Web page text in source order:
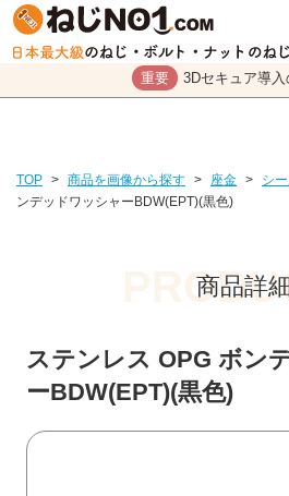
重要 3Dセキュア導
TOP > 商品を画像から探す > 座金 > シ
ンデッドワッシャーBDW(EPT)(黒色)
商品詳
ステンレス OPG ボン
ーBDW(EPT)(黒色)